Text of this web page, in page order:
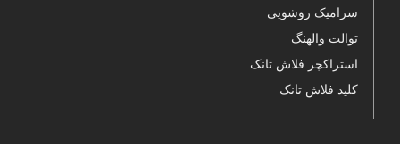
سرامیک روشویی
توالت والهنگ
استراکچر فلاش تانک
کلید فلاش تانک